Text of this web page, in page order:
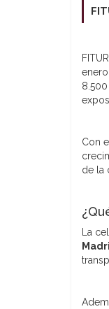
FITUR,
8.500
Con
de la
La